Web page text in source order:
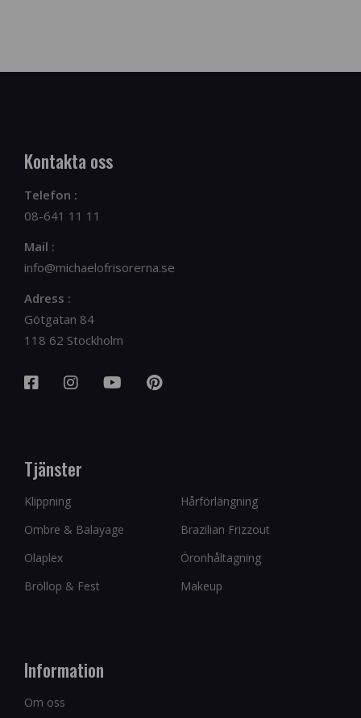
Kontakta oss
Telefon :
08-641 11 11
Mail :
info@michaelofrisorerna.se
Adress :
Götgatan 84
118 62 Stockholm
Tjänster
Klippning
Hårförlängning
Ombre & Balayage
Brazilian Frizzout
Olaplex
Öronhåltagning
Bröllop & Fest
Makeup
Information
Om oss